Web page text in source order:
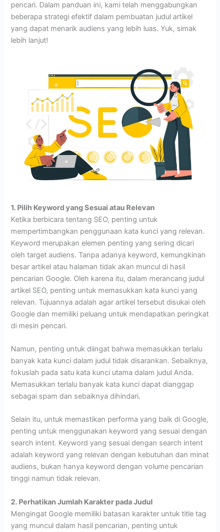
pencari. Dalam panduan ini, kami telah menggabungkan
beberapa strategi efektif dalam pembuatan judul artikel
yang dapat menarik audiens yang lebih luas. Yuk, simak
lebih lanjut!
1. Pilih Keyword yang Sesuai atau Relevan
Ketika berbicara tentang SEO, penting untuk
mempertimbangkan penggunaan kata kunci yang relevan.
Keyword merupakan elemen penting yang sering dicari
oleh target audiens. Tanpa adanya keyword, kemungkinan
besar artikel atau halaman tidak akan muncul di hasil
pencarian Google. Oleh karena itu, dalam merancang judul
artikel SEO, penting untuk memasukkan kata kunci yang
relevan. Tujuannya adalah agar artikel tersebut disukai oleh
Google dan memiliki peluang untuk mendapatkan peringkat
di mesin pencari.
Namun, penting untuk diingat bahwa memasukkan terlalu
banyak kata kunci dalam judul tidak disarankan. Sebaiknya,
fokuslah pada satu kata kunci utama dalam judul Anda.
Memasukkan terlalu banyak kata kunci dapat dianggap
sebagai spam dan sebaiknya dihindari.
Selain itu, untuk memastikan performa yang baik di Google,
penting untuk menggunakan keyword yang sesuai dengan
search intent. Keyword yang sesuai dengan search intent
adalah keyword yang relevan dengan kebutuhan dan minat
audiens, bukan hanya keyword dengan volume pencarian
tinggi namun tidak relevan.
2. Perhatikan Jumlah Karakter pada Judul
Mengingat Google memiliki batasan karakter untuk title tag
yang muncul dalam hasil pencarian, penting untuk